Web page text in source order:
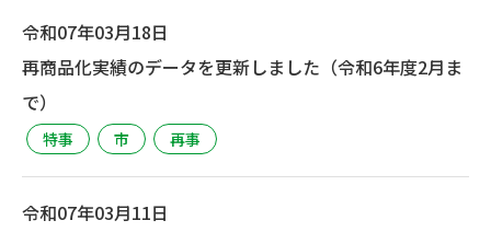
令和07年03月18日
再商品化実績のデータを更新しました（令和6年度2月ま
で）
特事 市 再事
令和07年03月11日